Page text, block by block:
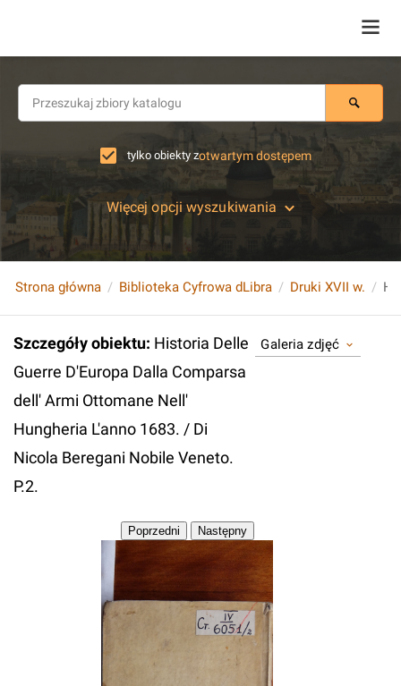
tylko obiekty zotwartym dostępem
Więcej opcji wyszukiwania
Strona główna Biblioteka Cyfrowa dLibra Druki XVII w.
Szczegóły obiektu: Historia Delle
Guerre D'Europa Dalla Comparsa
dell' Armi Ottomane Nell'
Hungheria L'anno 1683. / Di
Nicola Beregani Nobile Veneto.
P.2.
Galeria zdjęć